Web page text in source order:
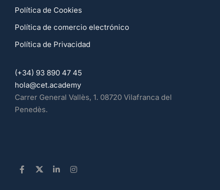
Política de Cookies
Política de comercio electrónico
Política de Privacidad
(+34) 93 890 47 45
hola@cet.academy
Carrer General Vallès, 1. 08720 Vilafranca del
Penedès.